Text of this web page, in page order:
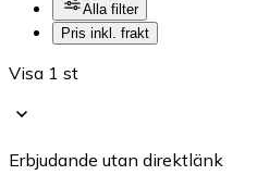
Alla filter
Pris inkl. frakt
Visa 1 st
Erbjudande utan direktlänk